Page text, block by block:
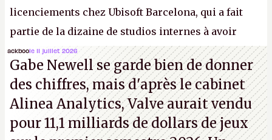
licenciements chez Ubisoft Barcelona, qui a fait
partie de la dizaine de studios internes à avoir
travaillé sur cetAssassin's Creedsous la direction
d'Ubisoft Singapour.A.
ackboole 11 juillet 2026
Gabe Newell se garde bien de donner
des chiffres, mais d'après le cabinet
Alinea Analytics, Valve aurait vendu
pour 11,1 milliards de dollars de jeux